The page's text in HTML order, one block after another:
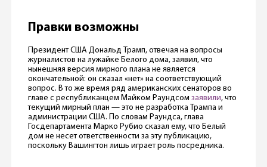
Правки возможны
Президент США Дональд Трамп, отвечая на вопросы
журналистов на лужайке Белого дома, заявил, что
нынешняя версия мирного плана не является
окончательной: он сказал «нет» на соответствующий
вопрос. В то же время ряд американских сенаторов во
главе с республиканцем Майком Раундсом заявили, что
текущий мирный план — это не разработка Трампа и
администрации США. По словам Раундса, глава
Госдепартамента Марко Рубио сказал ему, что Белый
дом не несет ответственности за эту публикацию,
поскольку Вашингтон лишь играет роль посредника.